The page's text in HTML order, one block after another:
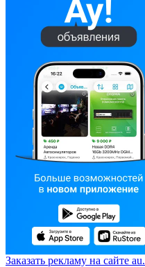
Заказать рекламу на сайте